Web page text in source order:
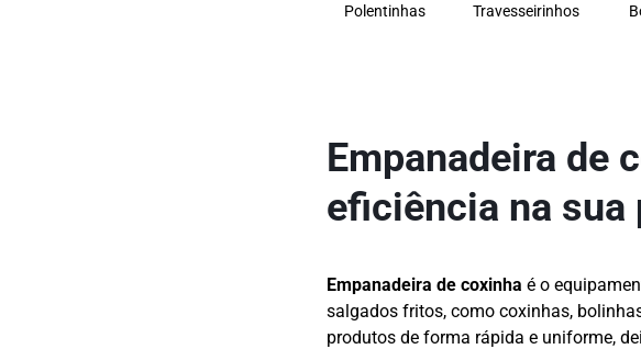
Polentinhas Travesseirinhos
Empanadeira de
eficiência na sua
Empanadeira de coxinha é o
salgados fritos, como coxinhas,
produtos de forma rápida e uniforme,